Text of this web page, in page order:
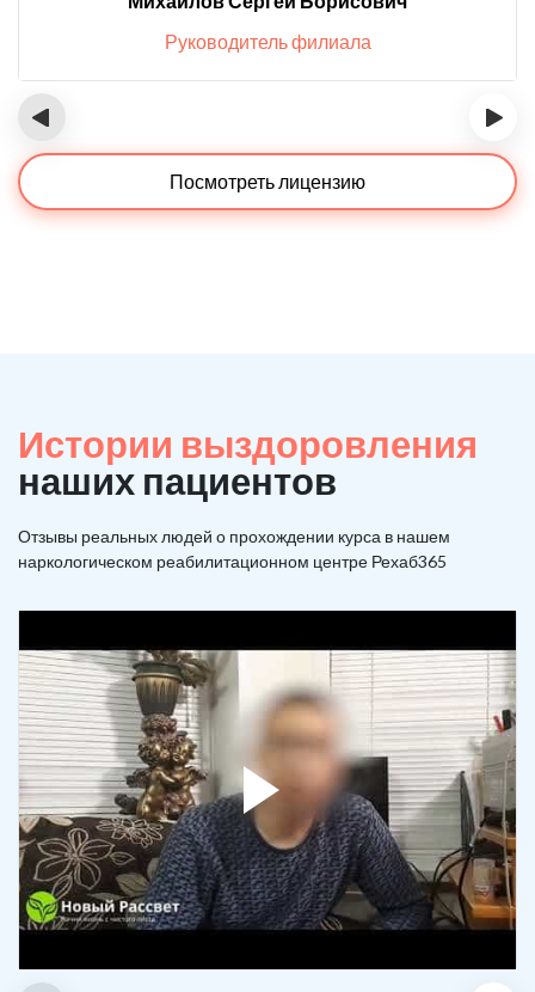
Руководитель филиала
‹ ›
Посмотреть лицензию
Истории выздоровления
наших пациентов
Отзывы реальных людей о прохождении курса в нашем
наркологическом реабилитационном центре Рехаб365